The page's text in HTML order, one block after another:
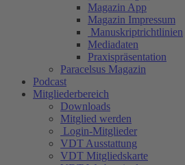
Magazin App
Magazin Impressum
Manuskriptrichtlinien
Mediadaten
Praxispräsentation
Paracelsus Magazin
Podcast
Mitgliederbereich
Downloads
Mitglied werden
Login-Mitglieder
VDT Ausstattung
VDT Mitgliedskarte